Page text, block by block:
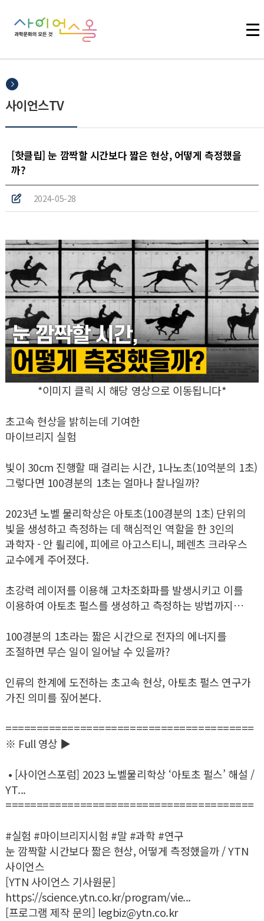
사이언스TV
[핫클립] 눈 깜짝할 시간보다 짧은 현상, 어떻게 측정했을
까?
2024-05-28
*이미지 클릭 시 해당 영상으로 이동됩니다*
초고속 현상을 밝히는데 기여한
마이브리지 실험
빛이 30cm 진행할 때 걸리는 시간, 1나노초(10억분의 1초)
그렇다면 100경분의 1초는 얼마나 찰나일까?
2023년 노벨 물리학상은 아토초(100경분의 1초) 단위의
빛을 생성하고 측정하는 데 핵심적인 역할을 한 3인의
과학자 - 안 륄리에, 피에르 아고스티니, 페렌츠 크라우스
교수에게 주어졌다.
초강력 레이저를 이용해 고차조화파를 발생시키고 이를
이용하여 아토초 펄스를 생성하고 측정하는 방법까지…
100경분의 1초라는 짧은 시간으로 전자의 에너지를
조절하면 무슨 일이 일어날 수 있을까?
인류의 한계에 도전하는 초고속 현상, 아토초 펄스 연구가
가진 의미를 짚어본다.
========================================
※ Full 영상 ▶
• [사이언스포럼] 2023 노벨물리학상 ‘아토초 펄스’ 해설 /
YT...
========================================
#실험 #마이브리지시험 #말 #과학 #연구
눈 깜짝할 시간보다 짧은 현상, 어떻게 측정했을까 / YTN
사이언스
[YTN 사이언스 기사원문]
https://science.ytn.co.kr/program/vie...
[프로그램 제작 문의] legbiz@ytn.co.kr